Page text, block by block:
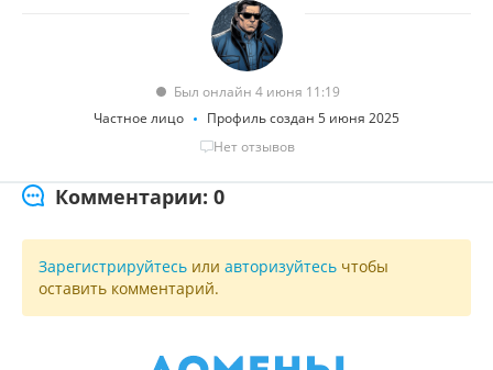
Был онлайн 4 июня 11:19
Частное лицо
Профиль создан 5 июня 2025
Нет отзывов
Комментарии: 0
Зарегистрируйтесь или авторизуйтесь чтобы
оставить комментарий.